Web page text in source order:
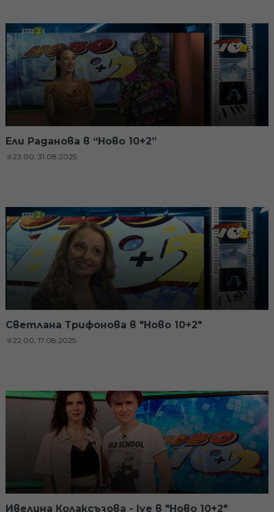
Ели Раданова в “Ново 10+2”
23:00, 31.08.2025
Светлана Трифонова в "Ново 10+2"
22:00, 17.08.2025
Ивелина Колаксъзова - Ive в "Ново 10+2"